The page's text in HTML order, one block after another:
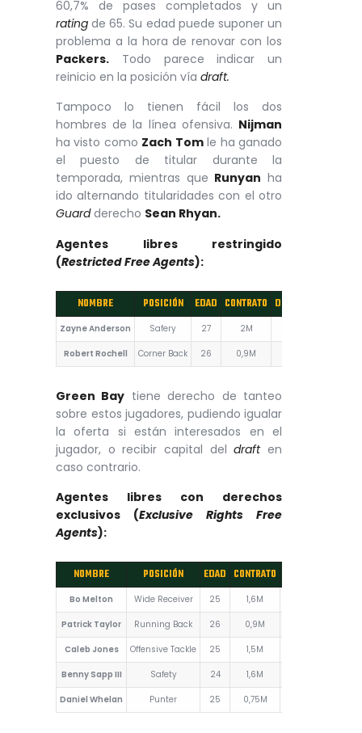
60,7% de pases completados y un
rating de 65. Su edad puede suponer un
problema a la hora de renovar con los
Packers. Todo parece indicar un
reinicio en la posición vía draft.
Tampoco lo tienen fácil los dos
hombres de la línea ofensiva. Nijman
ha visto como Zach Tomle ha ganado
el puesto de titular durante la
temporada, mientras que Runyan ha
ido alternando titularidades con el otro
Guardderecho Sean Rhyan.
Agentes libres restringido
(Restricted Free Agents):
NOMBRE POSICIÓN EDAD CONTRATO DURACIÓN
Zayne Anderson Safery 27 2M
Robert Rochell Corner Back 26 0,9M
Green Bay tiene derecho de tanteo
sobre estos jugadores, pudiendo igualar
la oferta si están interesados en el
jugador, o recibir capital deldraften
caso contrario.
Agentes libres con derechos
exclusivos (Exclusive Rights Free
Agents):
NOMBRE POSICIÓN EDAD CONTRATO
Bo Melton Wide Receiver 25 1,6M
Patrick Taylor Running Back 26 0,9M
Caleb Jones Offensive Tackle 25 1,5M
Benny Sapp III Safety 24 1,6M
Daniel Whelan Punter 25 0,75M